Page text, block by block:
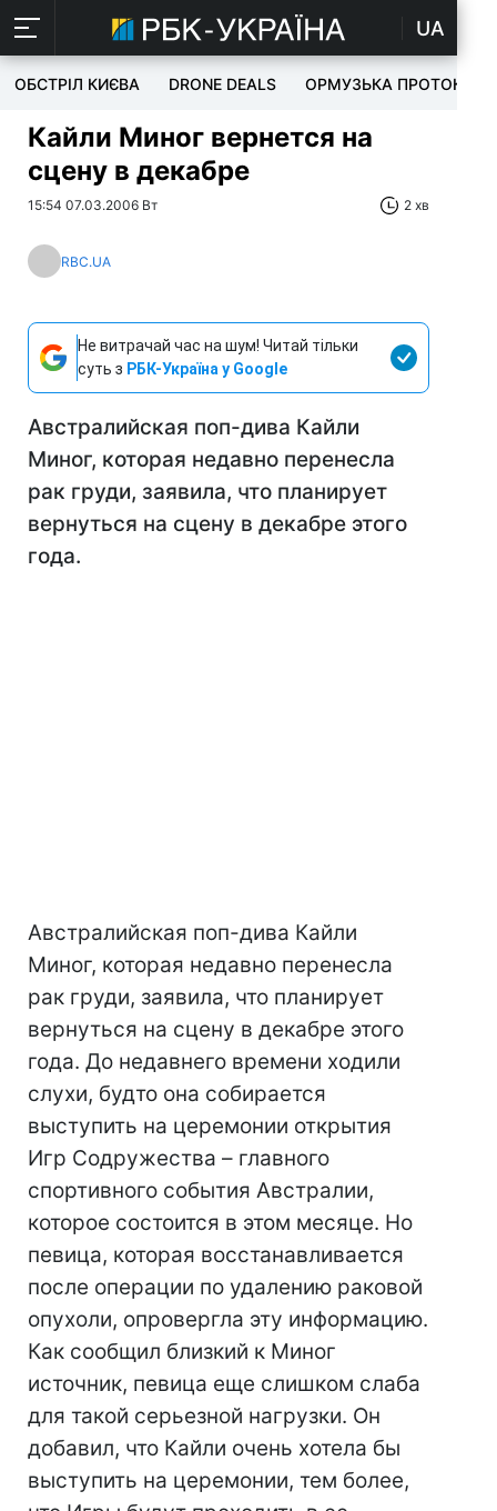
UA
ОБСТРІЛ КИЄВА DRONE DEALS ОРМУЗЬКА ПРОТОКА
Кайли Миног вернется на
сцену в декабре
15:54 07.03.2006 Вт 2 хв
RBC.UA
Не витрачай час на шум! Читай тільки
суть з РБК-Україна у Google
Австралийская поп-дива Кайли
Миног, которая недавно перенесла
рак груди, заявила, что планирует
вернуться на сцену в декабре этого
года.
Австралийская поп-дива Кайли
Миног, которая недавно перенесла
рак груди, заявила, что планирует
вернуться на сцену в декабре этого
года. До недавнего времени ходили
слухи, будто она собирается
выступить на церемонии открытия
Игр Содружества – главного
спортивного события Австралии,
которое состоится в этом месяце. Но
певица, которая восстанавливается
после операции по удалению раковой
опухоли, опровергла эту информацию.
Как сообщил близкий к Миног
источник, певица еще слишком слаба
для такой серьезной нагрузки. Он
добавил, что Кайли очень хотела бы
выступить на церемонии, тем более,